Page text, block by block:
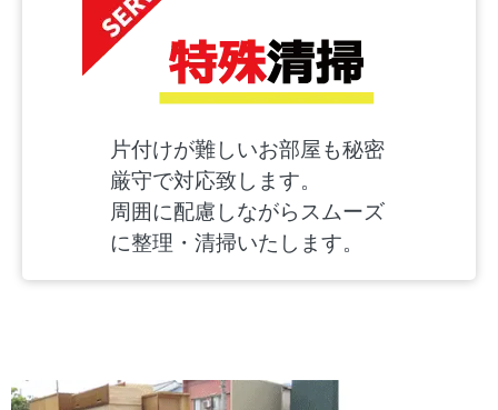
片付けが難しいお部屋も秘密
厳守で対応致します。
周囲に配慮しながらスムーズ
に整理・清掃いたします。